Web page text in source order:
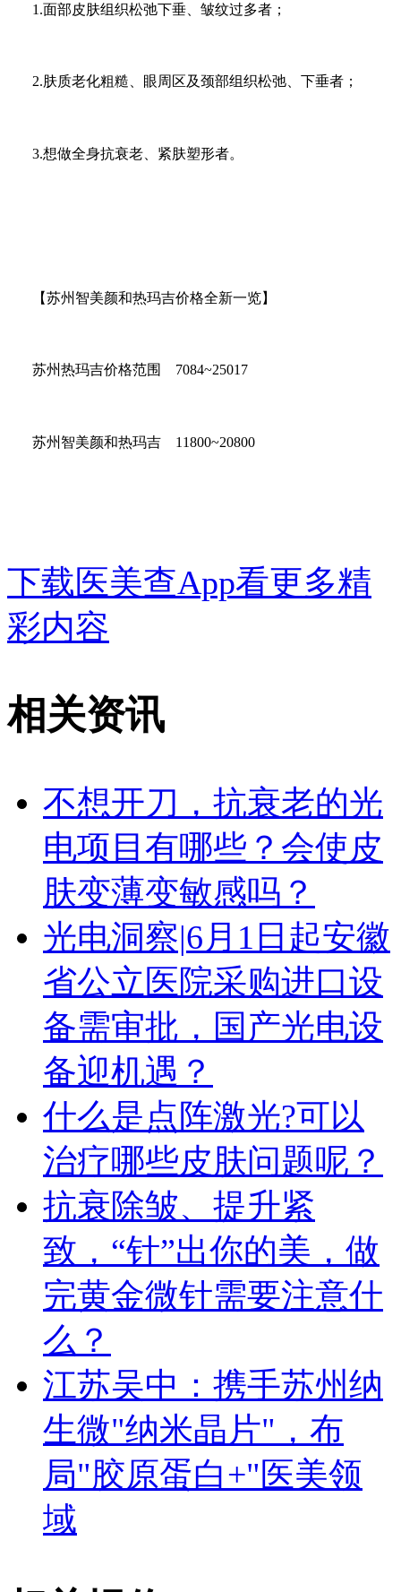
1.面部皮肤组织松弛下垂、皱纹过多者；
2.肤质老化粗糙、眼周区及颈部组织松弛、下垂者；
3.想做全身抗衰老、紧肤塑形者。
【苏州智美颜和热玛吉价格全新一览】
苏州热玛吉价格范围 7084~25017
苏州智美颜和热玛吉 11800~20800
下载医美查App看更多精
彩内容
相关资讯
不想开刀，抗衰老的光
电项目有哪些？会使皮
肤变薄变敏感吗？
光电洞察|6月1日起安徽
省公立医院采购进口设
备需审批，国产光电设
备迎机遇？
什么是点阵激光?可以
治疗哪些皮肤问题呢？
抗衰除皱、提升紧
致，“针”出你的美，做
完黄金微针需要注意什
么？
江苏吴中：携手苏州纳
生微"纳米晶片"，布
局"胶原蛋白+"医美领
域